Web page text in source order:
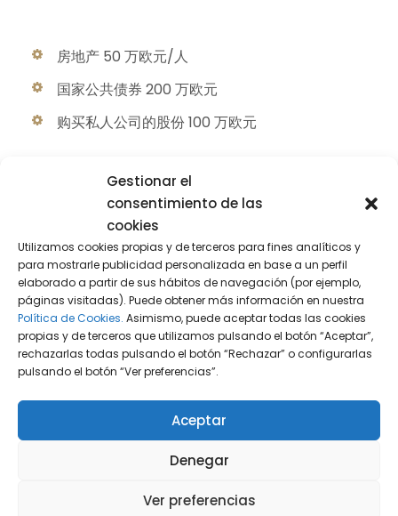
Gestionar el
consentimiento de las
cookies
Utilizamos cookies propias y de terceros para fines analíticos y
para mostrarle publicidad personalizada en base a un perfil
elaborado a partir de sus hábitos de navegación (por ejemplo,
páginas visitadas). Puede obtener más información en nuestra
Política de Cookies. Asimismo, puede aceptar todas las cookies
propias y de terceros que utilizamos pulsando el botón “Aceptar”,
rechazarlas todas pulsando el botón “Rechazar” o configurarlas
pulsando el botón “Ver preferencias”.
Aceptar
Denegar
Ver preferencias
房地产 50 万欧元/人
国家公共债券 200 万欧元
购买私人公司的股份 100 万欧元
为什么在西班牙？
按人口西班牙在欧盟排名第五：4700 万公民
世界一流的医疗设施和生活水平
奢华高端旅游的绝佳位置
温带气候，一年 300 天阳光充足
世界第三个被联合国教科文组织列为世界遗产的
国家
多元文化社会，世界著名非物质文化遗产